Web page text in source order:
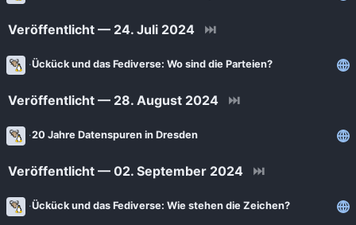
Wichtige Feeds
Favoriten (0)
Meine Labels
Blogs
AdminForge
Veröffentlicht — 24. Juli 2024 ⏭
Ückück und das Fediverse: Wo sind die Parteien?
Veröffentlicht — 28. August 2024 ⏭
20 Jahre Datenspuren in Dresden
Veröffentlicht — 02. September 2024 ⏭
Ückück und das Fediverse: Wie stehen die Zeichen?